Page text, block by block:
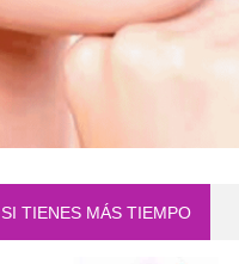
SI TIENES MÁS TIEMPO